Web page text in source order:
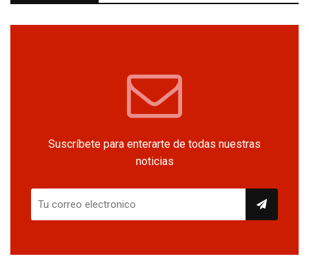
Suscríbete para enterarte de todas nuestras
noticias